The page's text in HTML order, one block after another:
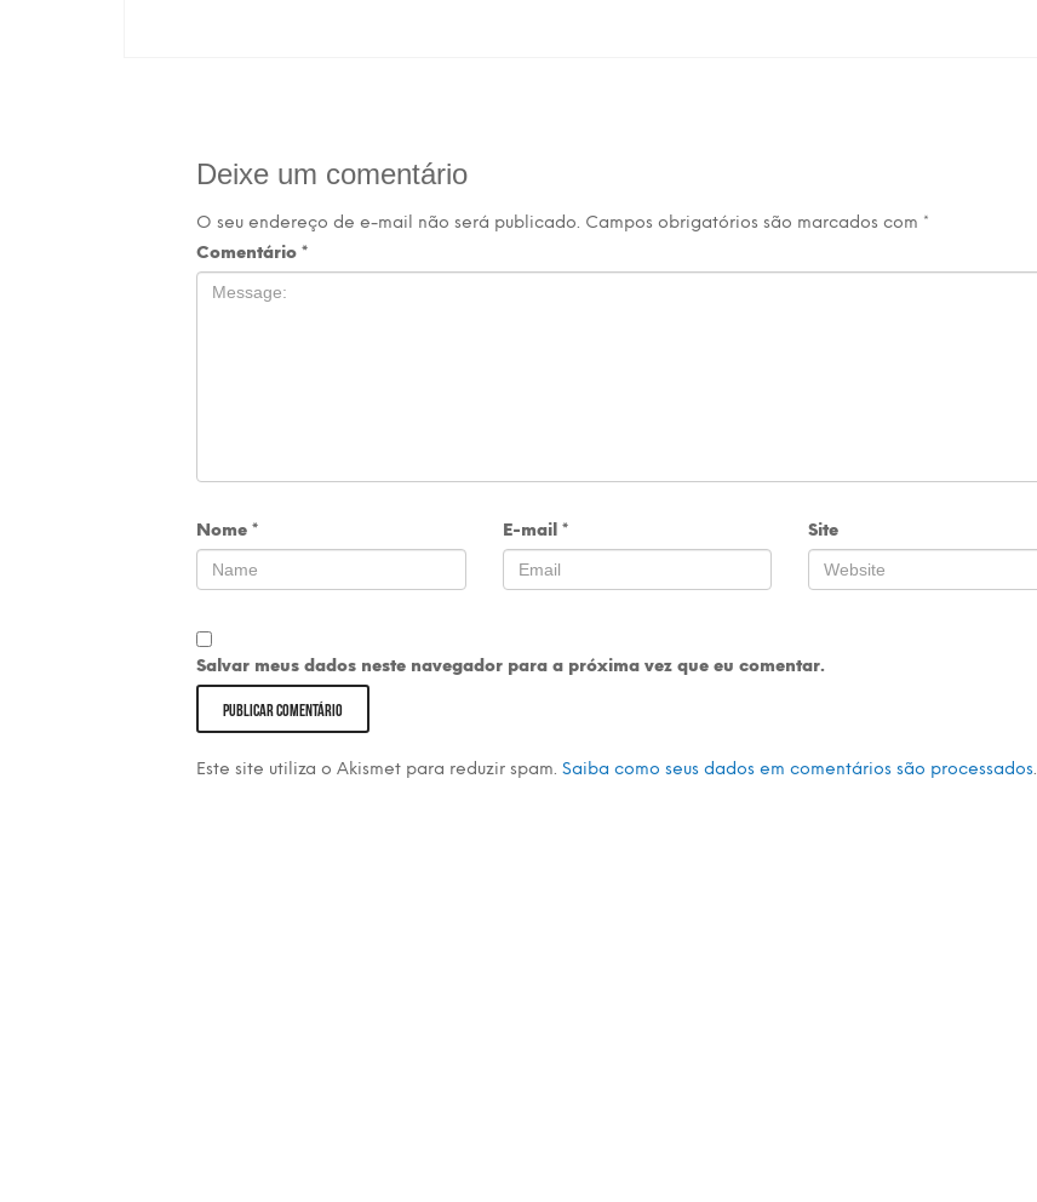
Deixe um comentário
O seu endereço de e-mail não será publicado. Campos obrigatórios são marcados com *
Comentário *
Nome * E-mail * Site
Salvar meus dados neste navegador para a próxima vez que eu comentar.
Este site utiliza o Akismet para reduzir spam. Saiba como seus dados em comentários são processados.